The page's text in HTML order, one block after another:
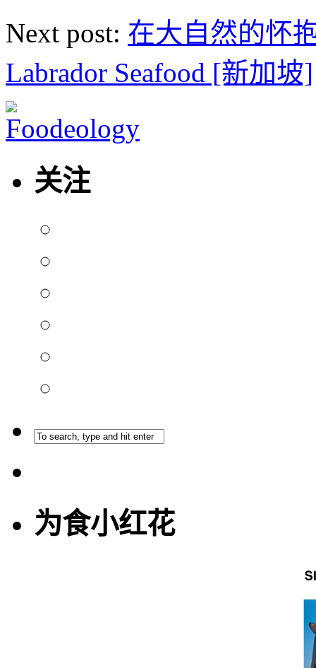
Next post: 在大自然的怀
Labrador Seafood [新加坡]
关注
为食小红花